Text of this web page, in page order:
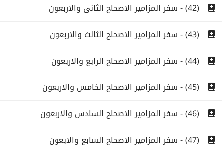
(42) - سفر المزامير الاصحاح الثانى والاربعون
(43) - سفر المزامير الاصحاح الثالث والاربعون
(44) - سفر المزامير الاصحاح الرابع والاربعون
(45) - سفر المزامير الاصحاح الخامس والاربعون
(46) - سفر المزامير الاصحاح السادس والاربعون
(47) - سفر المزامير الاصحاح السابع والابعون